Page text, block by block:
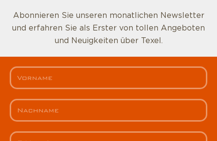
Abonnieren Sie unseren monatlichen Newsletter
und erfahren Sie als Erster von tollen Angeboten
und Neuigkeiten über Texel.